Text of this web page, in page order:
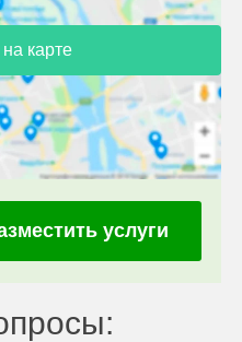
карте
услуги